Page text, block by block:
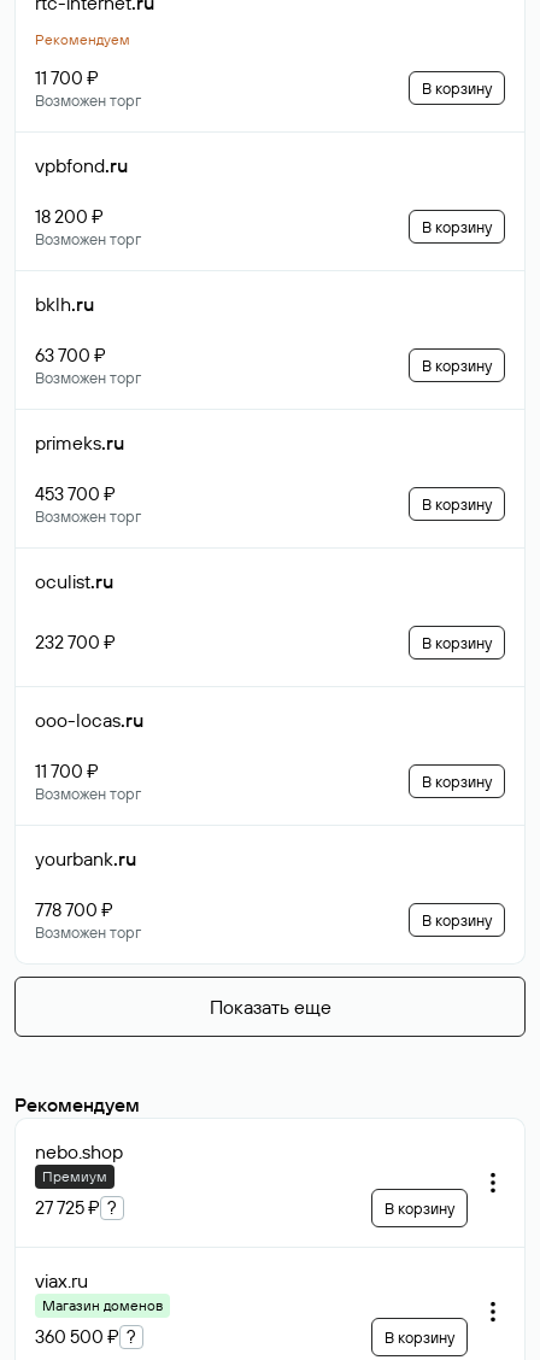
Рекомендуем
11 700 ₽
Возможен торг
В корзину
vpbfond.ru
18 200 ₽
Возможен торг
В корзину
bklh.ru
63 700 ₽
Возможен торг
В корзину
primeks.ru
453 700 ₽
Возможен торг
В корзину
oculist.ru
232 700 ₽ В корзину
ooo-locas.ru
11 700 ₽
Возможен торг
В корзину
yourbank.ru
778 700 ₽
Возможен торг
В корзину
Показать еще
Рекомендуем
nebo.shop
Премиум
27 725 ₽ ? В корзину
viax.ru
Магазин доменов
360 500 ₽ ? В корзину